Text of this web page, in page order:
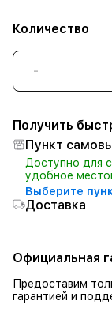
Количество
-
Получить
Пункт
Доступно для
удобное
Выберите
Доставка
Официальная
Предоставим
гарантией и